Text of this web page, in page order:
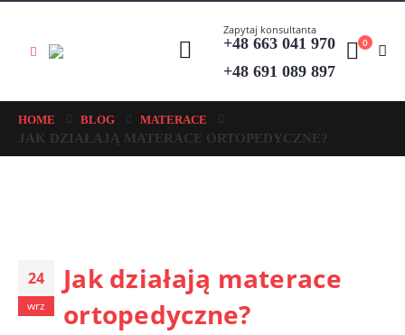
Zapytaj konsultanta
+48 663 041 970
+48 691 089 897
0
HOME BLOG MATERACE
JAK DZIAŁAJĄ MATERACE ORTOPEDYCZNE?
24
wrz
Jak działają materace
ortopedyczne?